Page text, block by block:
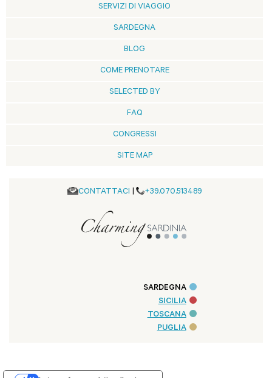
SERVIZI DI VIAGGIO
SARDEGNA
BLOG
COME PRENOTARE
SELECTED BY
FAQ
CONGRESSI
SITE MAP
CONTATTACI | +39.070.513489
SARDEGNA
SICILIA
TOSCANA
PUGLIA